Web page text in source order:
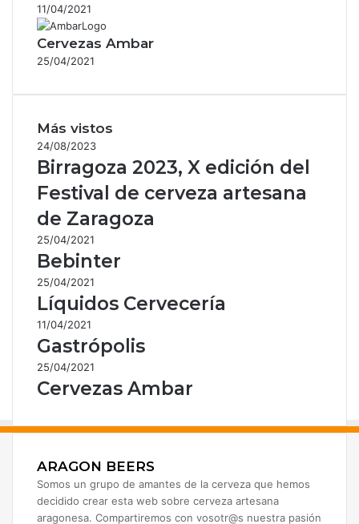
11/04/2021
Cervezas Ambar
25/04/2021
Más vistos
24/08/2023
Birragoza 2023, X edición del
Festival de cerveza artesana
de Zaragoza
25/04/2021
Bebinter
25/04/2021
Líquidos Cervecería
11/04/2021
Gastrópolis
25/04/2021
Cervezas Ambar
ARAGON BEERS
Somos un grupo de amantes de la cerveza que hemos
decidido crear esta web sobre cerveza artesana
aragonesa. Compartiremos con vosotr@s nuestra pasión